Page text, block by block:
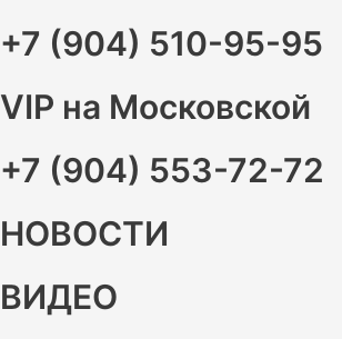
+7 (904) 510-95-95
VIP на Московской
+7 (904) 553-72-72
НОВОСТИ
ВИДЕО